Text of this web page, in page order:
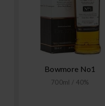
Bowmore No1
700ml / 40%